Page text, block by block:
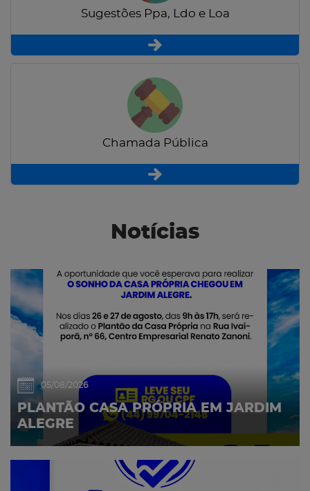
Sugestões Ppa, Ldo e Loa
Chamada Pública
Notícias
05/08/2026
PLANTÃO CASA PRÓPRIA EM JARDIM
ALEGRE